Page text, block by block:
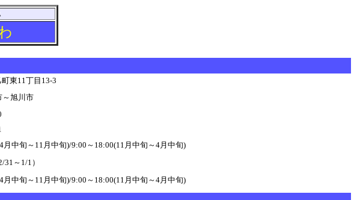
東11丁目13-3
旭川市
月中旬～11月中旬)/9:00～18:00(11月中旬～4月中旬)
～1/1）
月中旬～11月中旬)/9:00～18:00(11月中旬～4月中旬)